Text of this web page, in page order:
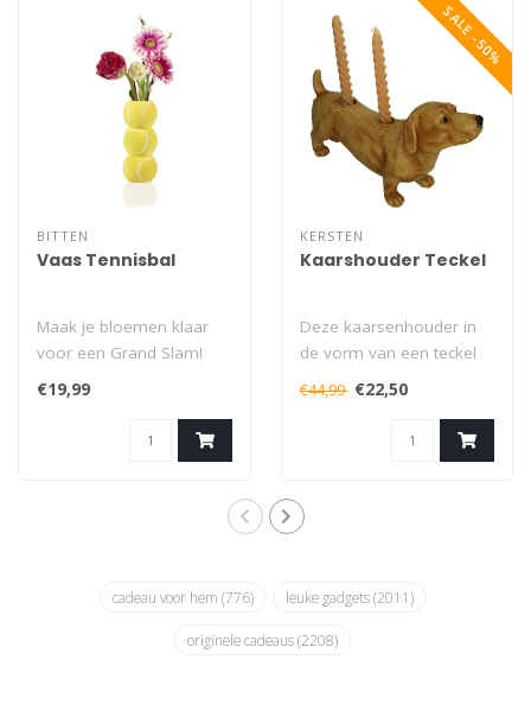
BITTEN
Vaas Tennisbal
Maak je bloemen klaar
voor een Grand Slam!
Deze Tennisbal Vaas zal
overal indruk..
€19,99
SALE -50%
KERSTEN
Kaarshouder Teckel
Deze kaarsenhouder in
de vorm van een teckel
biedt plek voor twee
kaarsen en maa..
€44,99 €22,50
cadeau voor hem (776) leuke gadgets(2011)
originele cadeaus(2208)